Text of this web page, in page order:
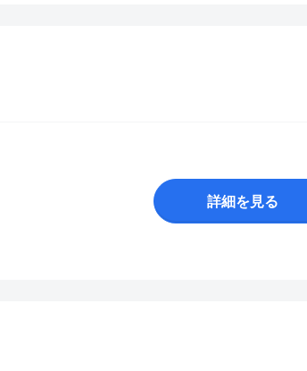
詳細を見る